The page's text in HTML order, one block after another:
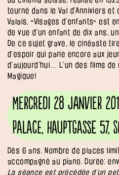
tourné dans le Val d’Anniviers et
Valais, «Visages d’enfants» est
de vue d’un enfant de dix ans,
De ce sujet grave, le cinéaste
d’espoir qui parle encore aux
d’aujourd’hui… L’un des films
Magique!
Mercredi 28 janvier
Palace, Hauptgasse 57,
Dès 6 ans. Nombre de places
accompagné au piano. Durée:
La séance est précédée d’un